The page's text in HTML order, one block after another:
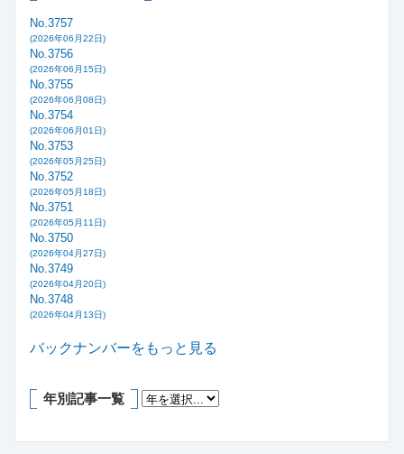
No.3757
(2026年06月22日)
No.3756
(2026年06月15日)
No.3755
(2026年06月08日)
No.3754
(2026年06月01日)
No.3753
(2026年05月25日)
No.3752
(2026年05月18日)
No.3751
(2026年05月11日)
No.3750
(2026年04月27日)
No.3749
(2026年04月20日)
No.3748
(2026年04月13日)
バックナンバーをもっと見る
年別記事一覧